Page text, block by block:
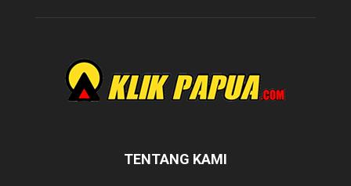
TENTANG KAMI